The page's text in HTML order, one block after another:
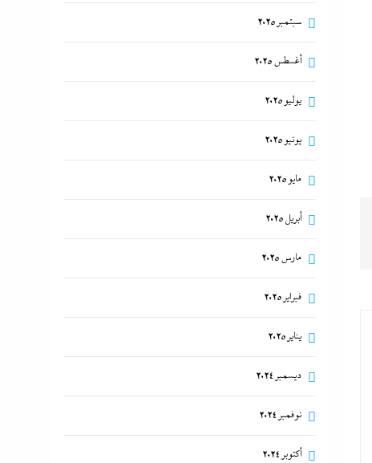
سبتمبر 2025
أغسطس 2025
يوليو 2025
يونيو 2025
مايو 2025
أبريل 2025
مارس 2025
فبراير 2025
يناير 2025
ديسمبر 2024
نوفمبر 2024
أكتوبر 2024